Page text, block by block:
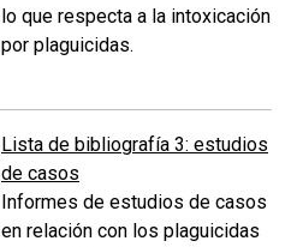
lo que respecta a la intoxicación
por plaguicidas.
Lista de bibliografía 3: estudios
de casos
Informes de estudios de casos
en relación con los plaguicidas